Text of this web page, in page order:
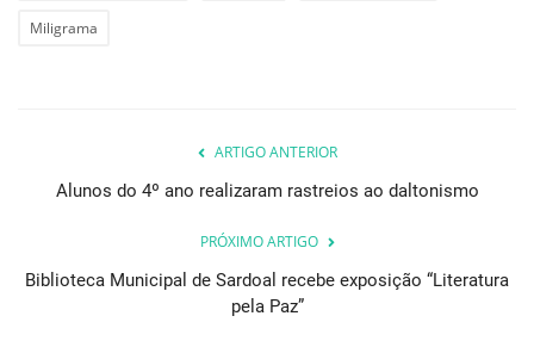
Miligrama
ARTIGO ANTERIOR
Alunos do 4º ano realizaram rastreios ao daltonismo
PRÓXIMO ARTIGO
Biblioteca Municipal de Sardoal recebe exposição “Literatura
pela Paz”